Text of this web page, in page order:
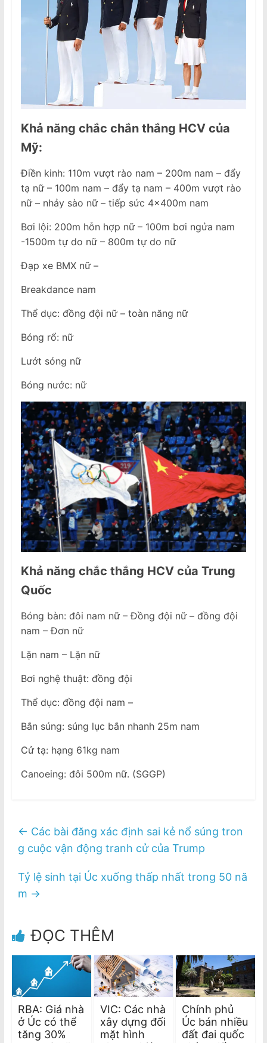
Khả năng chắc chắn thắng HCV của
Mỹ:
Điền kinh: 110m vượt rào nam – 200m nam – đẩy
tạ nữ – 100m nam – đẩy tạ nam – 400m vượt rào
nữ – nhảy sào nữ – tiếp sức 4x400m nam
Bơi lội: 200m hỗn hợp nữ – 100m bơi ngửa nam
-1500m tự do nữ – 800m tự do nữ
Đạp xe BMX nữ –
Breakdance nam
Thể dục: đồng đội nữ – toàn năng nữ
Bóng rổ: nữ
Lướt sóng nữ
Bóng nước: nữ
Khả năng chắc thắng HCV của Trung
Quốc
Bóng bàn: đôi nam nữ – Đồng đội nữ – đồng đội
nam – Đơn nữ
Lặn nam – Lặn nữ
Bơi nghệ thuật: đồng đội
Thể dục: đồng đội nam –
Bắn súng: súng lục bắn nhanh 25m nam
Cử tạ: hạng 61kg nam
Canoeing: đôi 500m nữ. (SGGP)
← Các bài đăng xác định sai kẻ nổ súng tron
g cuộc vận động tranh cử của Trump
Tỷ lệ sinh tại Úc xuống thấp nhất trong 50 nă
m →
ĐỌC THÊM
RBA: Giá nhà
ở Úc có thể
tăng 30%
VIC: Các nhà
xây dựng đối
mặt hình
Chính phủ
Úc bán nhiều
đất đai quốc